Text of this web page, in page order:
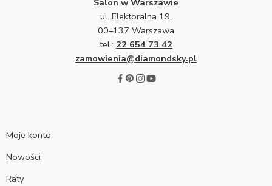
Salon w Warszawie
ul. Elektoralna 19,
00–137 Warszawa
tel.: 22 654 73 42
zamowienia@diamondsky.pl
Moje konto
Nowości
Raty